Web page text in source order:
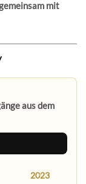
mit
aus dem
2023